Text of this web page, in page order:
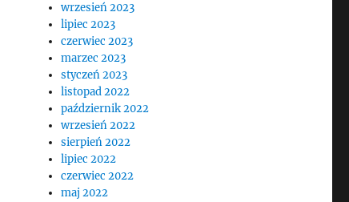
wrzesień 2023
lipiec 2023
czerwiec 2023
marzec 2023
styczeń 2023
listopad 2022
październik 2022
wrzesień 2022
sierpień 2022
lipiec 2022
czerwiec 2022
maj 2022